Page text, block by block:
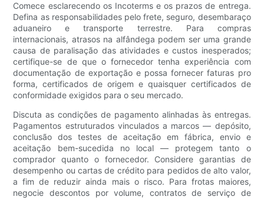
Comece esclarecendo os Incoterms e os prazos de entrega.
Defina as responsabilidades pelo frete, seguro, desembaraço
aduaneiro e transporte terrestre. Para compras
internacionais, atrasos na alfândega podem ser uma grande
causa de paralisação das atividades e custos inesperados;
certifique-se de que o fornecedor tenha experiência com
documentação de exportação e possa fornecer faturas pro
forma, certificados de origem e quaisquer certificados de
conformidade exigidos para o seu mercado.
Discuta as condições de pagamento alinhadas às entregas.
Pagamentos estruturados vinculados a marcos — depósito,
conclusão dos testes de aceitação em fábrica, envio e
aceitação bem-sucedida no local — protegem tanto o
comprador quanto o fornecedor. Considere garantias de
desempenho ou cartas de crédito para pedidos de alto valor,
a fim de reduzir ainda mais o risco. Para frotas maiores,
negocie descontos por volume, contratos de serviço de